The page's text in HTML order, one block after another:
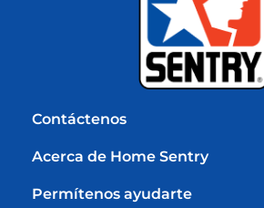
Contáctenos
Acerca de Home Sentry
Permítenos ayudarte